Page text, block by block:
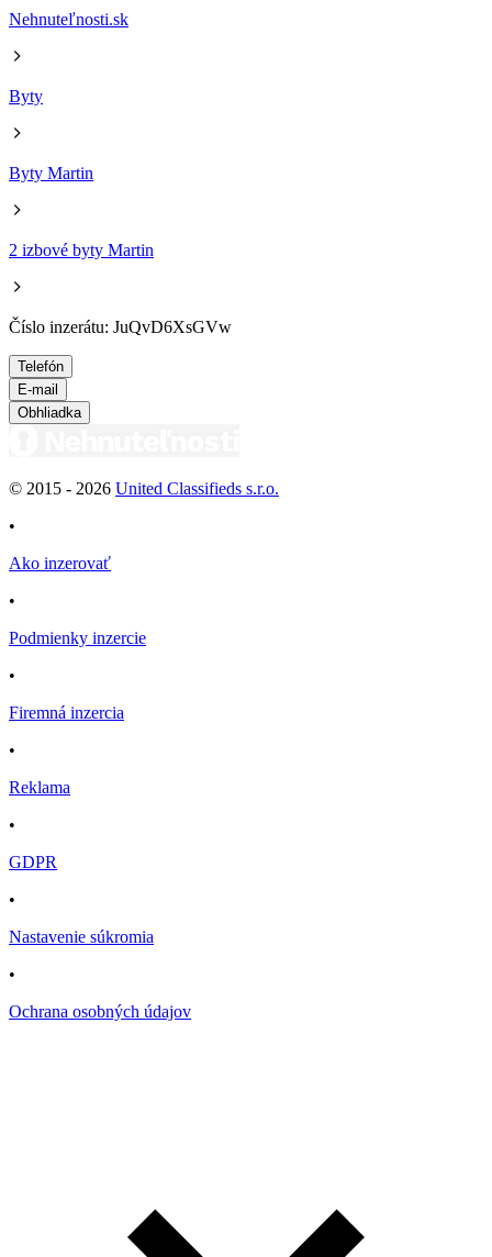
Nehnuteľnosti.sk
Byty
Byty Martin
2 izbové byty Martin
Číslo inzerátu: JuQvD6XsGVw
Telefón
E-mail
Obhliadka
© 2015 - 2026 United Classifieds s.r.o.
•
Ako inzerovať
•
Podmienky inzercie
•
Firemná inzercia
•
Reklama
•
GDPR
•
Nastavenie súkromia
•
Ochrana osobných údajov